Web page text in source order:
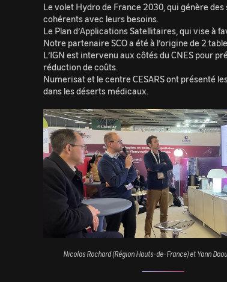
Le volet Hydro de France 2030, qui génère
cohérents avec leurs besoins.
Le Plan d’Applications Satellitaires, qui vise
Notre partenaire SCO a été à l’origine de 2
L’IGN est intervenu aux côtés du CNES pour
réduction de coûts.
Numerisat et le centre CESARS ont présenté
dans les déserts médicaux.
Image
Nicolas Rochard (Région Hauts-de-France) et Yann